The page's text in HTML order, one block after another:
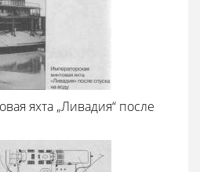
яхта „Ливадия“ после